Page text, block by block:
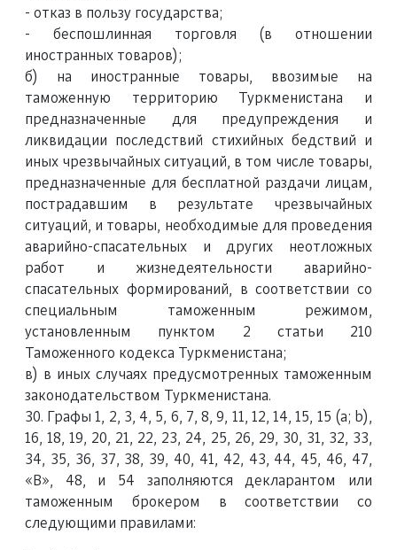
- отказ в пользу государства;
- беспошлинная торговля (в отношении
иностранных товаров);
б) на иностранные товары, ввозимые на
таможенную территорию Туркменистана и
предназначенные для предупреждения и
ликвидации последствий стихийных бедствий и
иных чрезвычайных ситуаций, в том числе товары,
предназначенные для бесплатной раздачи лицам,
пострадавшим в результате чрезвычайных
ситуаций, и товары, необходимые для проведения
аварийно-спасательных и других неотложных
работ и жизнедеятельности аварийно-
спасательных формирований, в соответствии со
специальным таможенным режимом,
установленным пунктом 2 статьи 210
Таможенного кодекса Туркменистана;
в) в иных случаях предусмотренных таможенным
законодательством Туркменистана.
30. Графы 1, 2, 3, 4, 5, 6, 7, 8, 9, 11, 12, 14, 15, 15 (а; b),
16, 18, 19, 20, 21, 22, 23, 24, 25, 26, 29, 30, 31, 32, 33,
34, 35, 36, 37, 38, 39, 40, 41, 42, 43, 44, 45, 46, 47,
«В», 48, и 54 заполняются декларантом или
таможенным брокером в соответствии со
следующими правилами: